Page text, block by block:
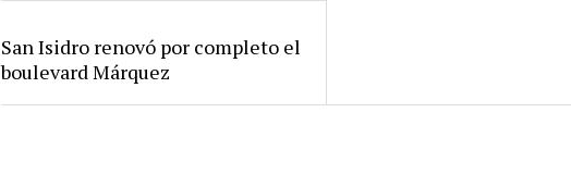
San Isidro renovó por completo el
boulevard Márquez